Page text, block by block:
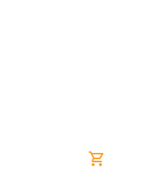
Nákupní